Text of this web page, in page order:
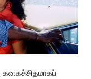
கனகச்சிதமாகப்